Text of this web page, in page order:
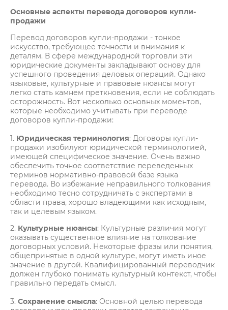
Основные аспекты перевода договоров купли-
продажи
Перевод договоров купли-продажи - тонкое
искусство, требующее точности и внимания к
деталям. В сфере международной торговли эти
юридические документы закладывают основу для
успешного проведения деловых операций. Однако
языковые, культурные и правовые нюансы могут
легко стать камнем преткновения, если не соблюдать
осторожность. Вот несколько основных моментов,
которые необходимо учитывать при переводе
договоров купли-продажи:
1. Юридическая терминология: Договоры купли-
продажи изобилуют юридической терминологией,
имеющей специфическое значение. Очень важно
обеспечить точное соответствие переведенных
терминов нормативно-правовой базе языка
перевода. Во избежание неправильного толкования
необходимо тесно сотрудничать с экспертами в
области права, хорошо владеющими как исходным,
так и целевым языком.
2. Культурные нюансы: Культурные различия могут
оказывать существенное влияние на толкование
договорных условий. Некоторые фразы или понятия,
общепринятые в одной культуре, могут иметь иное
значение в другой. Квалифицированный переводчик
должен глубоко понимать культурный контекст, чтобы
правильно передать смысл.
3. Сохранение смысла: Основной целью перевода